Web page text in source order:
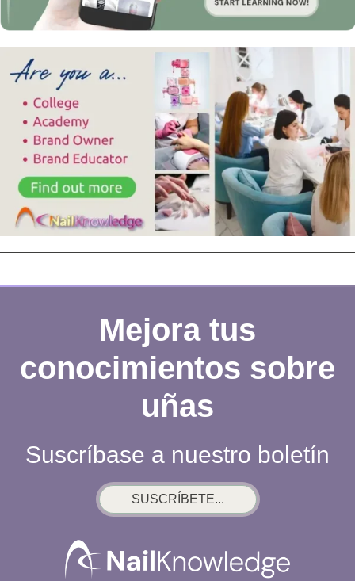
Mejora tus
conocimientos sobre
uñas
Suscríbase a nuestro boletín
SUSCRÍBETE...